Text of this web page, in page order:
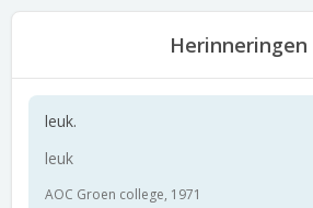
Herinneringen
leuk.
leuk
AOC Groen college, 1971